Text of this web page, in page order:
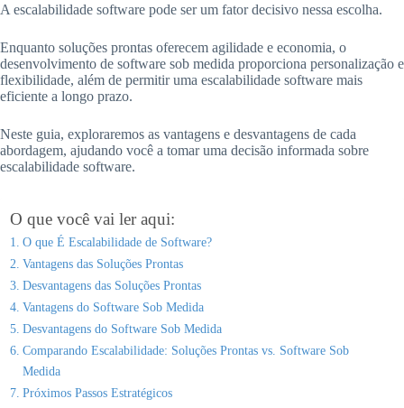
A escalabilidade software pode ser um fator decisivo nessa escolha.
Enquanto soluções prontas oferecem agilidade e economia, o
desenvolvimento de software sob medida proporciona personalização e
flexibilidade, além de permitir uma escalabilidade software mais
eficiente a longo prazo.
Neste guia, exploraremos as vantagens e desvantagens de cada
abordagem, ajudando você a tomar uma decisão informada sobre
escalabilidade software.
O que você vai ler aqui:
O que É Escalabilidade de Software?
Vantagens das Soluções Prontas
Desvantagens das Soluções Prontas
Vantagens do Software Sob Medida
Desvantagens do Software Sob Medida
Comparando Escalabilidade: Soluções Prontas vs. Software Sob
Medida
Próximos Passos Estratégicos